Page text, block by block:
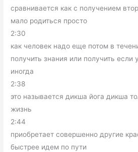
сравнивается как с получением
мало родиться просто
2:30
как человек надо еще потом в
получить знания или получить если
иногда
2:38
это называется дикша йога дикша
жизнь
2:44
приобретает совершенно другие
быстрее идем по пути